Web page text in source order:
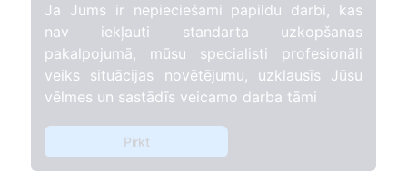
Ja Jums ir nepieciešami papildu darbi, kas
nav iekļauti standarta uzkopšanas
pakalpojumā, mūsu specialisti profesionāli
veiks situācijas novētējumu, uzklausīs Jūsu
vēlmes un sastādīs veicamo darba tāmi
Pirkt